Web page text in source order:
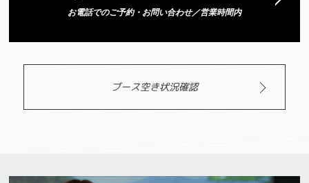
お電話でのご予約・お問い合わせ／営業時間内
ブース空き状況確認